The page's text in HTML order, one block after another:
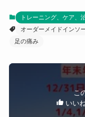
トレーニング、ケア、
オーダーメイドインソ
足の痛み
こ
いい